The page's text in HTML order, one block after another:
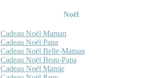
Noël
Cadeau Noël Maman
Cadeau Noël Papa
Cadeau Noël Belle-Maman
Cadeau Noël Beau-Papa
Cadeau Noël Mamie